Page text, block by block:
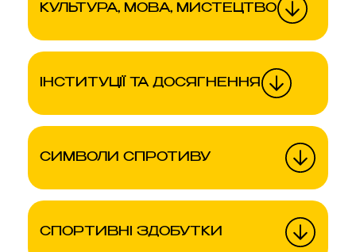
КУЛЬТУРА, МОВА, МИСТЕЦТВО
ІНСТИТУЦІЇ ТА ДОСЯГНЕННЯ
СИМВОЛИ СПРОТИВУ
СПОРТИВНІ ЗДОБУТКИ